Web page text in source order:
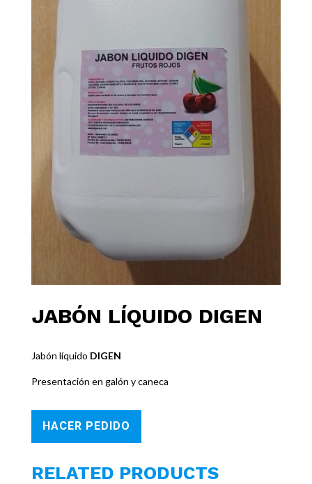
JABÓN LÍQUIDO DIGEN
Jabón líquido DIGEN
Presentación en galón y caneca
HACER PEDIDO
RELATED PRODUCTS